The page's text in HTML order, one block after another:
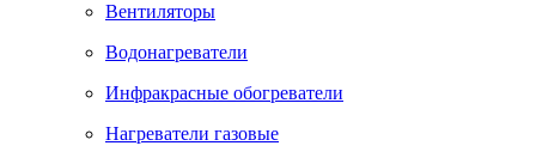
Вентиляторы
Водонагреватели
Инфракрасные обогреватели
Нагреватели газовые